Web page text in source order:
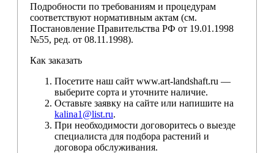
Подробности по требованиям и процедурам
соответствуют нормативным актам (см.
Постановление Правительства РФ от 19.01.1998
№55, ред. от 08.11.1998).
Как заказать
Посетите наш сайт www.art-landshaft.ru —
выберите сорта и уточните наличие.
Оставьте заявку на сайте или напишите на
kalina1@list.ru.
При необходимости договоритесь о выезде
специалиста для подбора растений и
договора обслуживания.